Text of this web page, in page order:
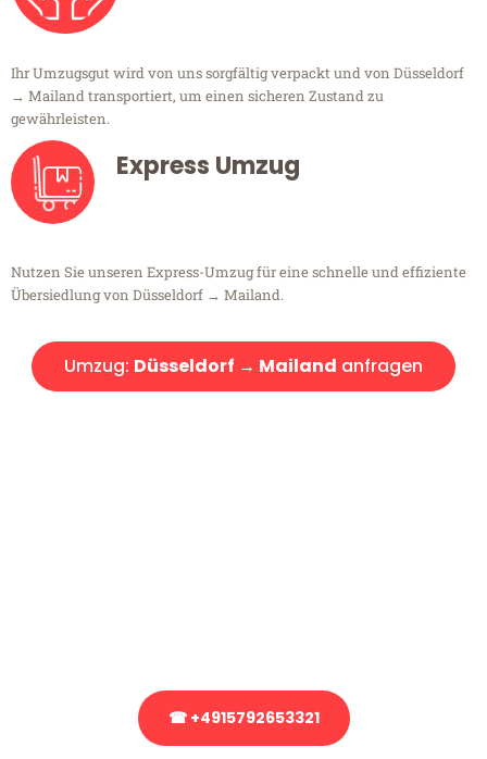
Ihr Umzugsgut wird von uns sorgfältig verpackt und von Düsseldorf
→ Mailand transportiert, um einen sicheren Zustand zu
gewährleisten.
Express Umzug
Nutzen Sie unseren Express-Umzug für eine schnelle und effiziente
Übersiedlung von Düsseldorf → Mailand.
Umzug: Düsseldorf → Mailand anfragen
☎ +4915792653321